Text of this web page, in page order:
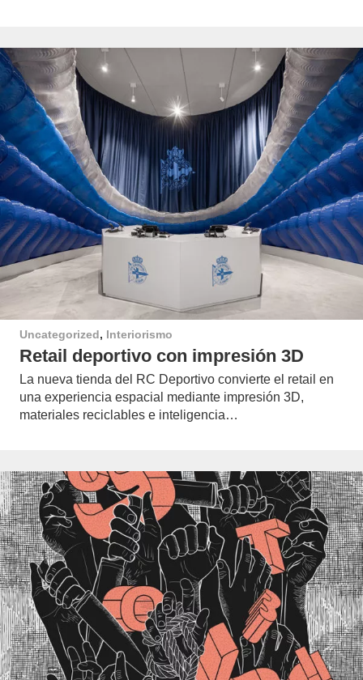
Uncategorized, Interiorismo
Retail deportivo con impresión 3D
La nueva tienda del RC Deportivo convierte el retail en
una experiencia espacial mediante impresión 3D,
materiales reciclables e inteligencia…